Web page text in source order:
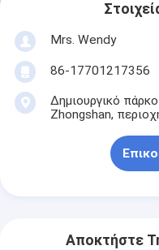
Mrs. Wendy
86-17701217356
Δημιουργικό
Zhongshan,
Αποκτήστε